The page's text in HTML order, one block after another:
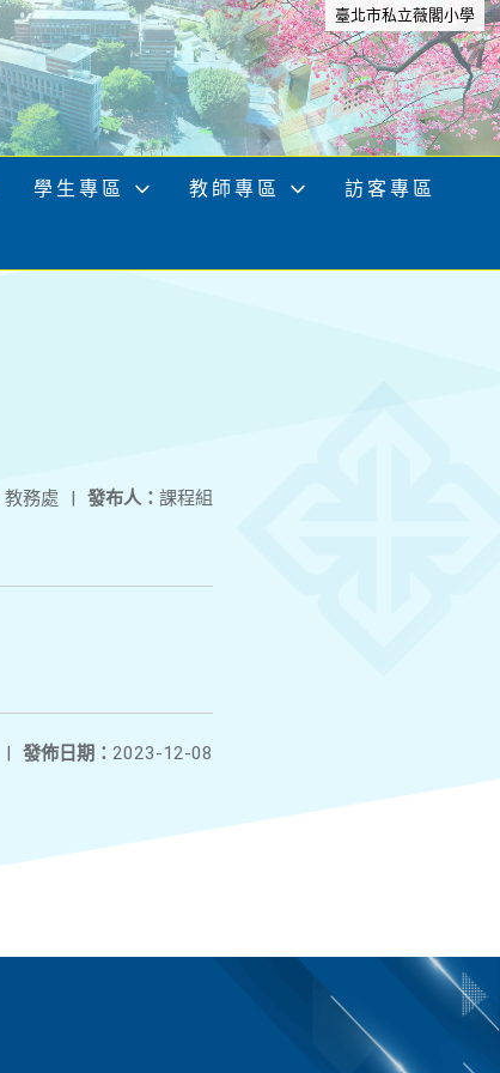
臺北市私立薇閣小學
學生專區 教師專區 訪客專區
發布人： 課程組
教務處 |
發佈日期： 2023-12-08
|